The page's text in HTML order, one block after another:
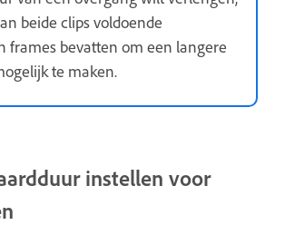
beide clips voldoende
frames bevatten om een langere
te maken.
instellen voor